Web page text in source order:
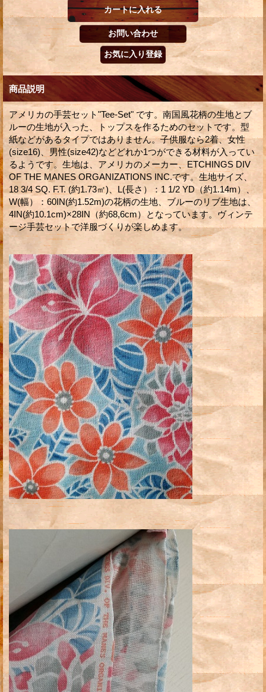
商品説明
アメリカの手芸セット"Tee-Set" です。南国風花柄の生地とブ
ルーの生地が入った、トップスを作るためのセットです。型
紙などがあるタイプではありません。子供服なら2着、女性
(size16)、男性(size42)などどれか1つができる材料が入ってい
るようです。生地は、アメリカのメーカー、ETCHINGS DIV
OF THE MANES ORGANIZATIONS INC.です。生地サイズ、
18 3/4 SQ. F.T. (約1.73㎡)、L(長さ）：1 1/2 YD（約1.14m）、
W(幅）：60IN(約1.52m)の花柄の生地、ブルーのリブ生地は、
4IN(約10.1cm)×28IN（約68,6cm）となっています。ヴィンテ
ージ手芸セットで洋服づくりが楽しめます。